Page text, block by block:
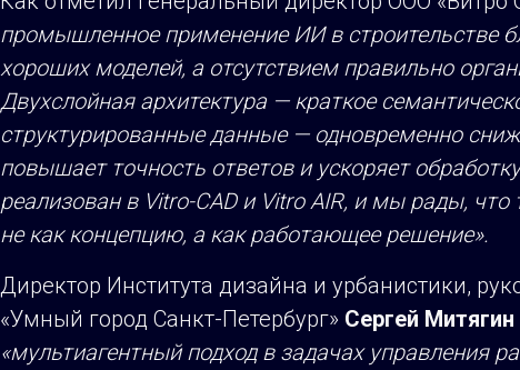
промышленное применение ИИ в строительстве
хороших моделей, а отсутствием правильно
Двухслойная архитектура — краткое
структурированные данные — одновременно
повышает точность ответов и ускоряет
реализован в Vitro-CAD и Vitro AIR, и мы рады,
не как концепцию, а как работающее решение».
Директор Института дизайна и урбанистики,
«Умный город Санкт-Петербург» Сергей Митягин
«мультиагентный подход в задачах управления